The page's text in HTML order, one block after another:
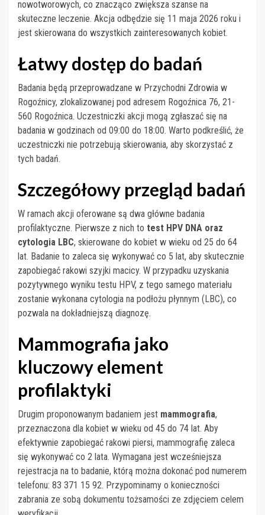
nowotworowych, co znacząco zwiększa szanse na
skuteczne leczenie. Akcja odbędzie się 11 maja 2026 roku i
jest skierowana do wszystkich zainteresowanych kobiet.
Łatwy dostęp do badań
Badania będą przeprowadzane w Przychodni Zdrowia w
Rogoźnicy, zlokalizowanej pod adresem Rogoźnica 76, 21-
560 Rogoźnica. Uczestniczki akcji mogą zgłaszać się na
badania w godzinach od 09:00 do 18:00. Warto podkreślić, że
uczestniczki nie potrzebują skierowania, aby skorzystać z
tych badań.
Szczegółowy przegląd badań
W ramach akcji oferowane są dwa główne badania
profilaktyczne. Pierwsze z nich to test HPV DNA oraz
cytologia LBC, skierowane do kobiet w wieku od 25 do 64
lat. Badanie to zaleca się wykonywać co 5 lat, aby skutecznie
zapobiegać rakowi szyjki macicy. W przypadku uzyskania
pozytywnego wyniku testu HPV, z tego samego materiału
zostanie wykonana cytologia na podłożu płynnym (LBC), co
pozwala na dokładniejszą diagnozę.
Mammografia jako
kluczowy element
profilaktyki
Drugim proponowanym badaniem jest mammografia,
przeznaczona dla kobiet w wieku od 45 do 74 lat. Aby
efektywnie zapobiegać rakowi piersi, mammografię zaleca
się wykonywać co 2 lata. Wymagana jest wcześniejsza
rejestracja na to badanie, którą można dokonać pod numerem
telefonu: 83 371 15 92. Przypominamy o konieczności
zabrania ze sobą dokumentu tożsamości ze zdjęciem celem